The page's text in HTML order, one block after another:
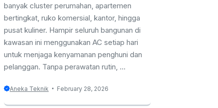
banyak cluster perumahan, apartemen
bertingkat, ruko komersial, kantor, hingga
pusat kuliner. Hampir seluruh bangunan di
kawasan ini menggunakan AC setiap hari
untuk menjaga kenyamanan penghuni dan
pelanggan. Tanpa perawatan rutin, ...
Aneka Teknik February 28, 2026